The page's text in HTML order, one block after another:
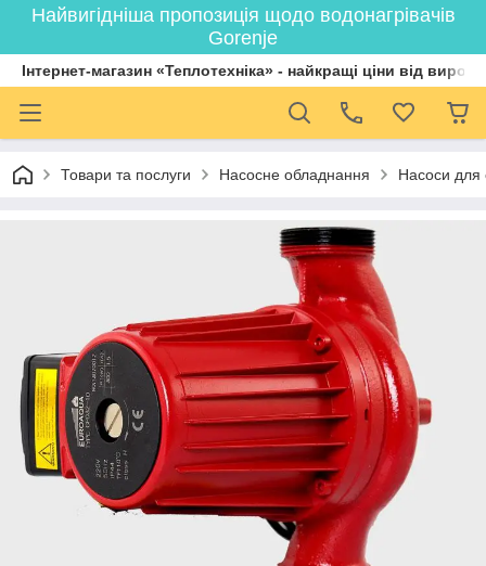
Найвигідніша пропозиція щодо водонагрівачів
Gorenje
Інтернет-магазин «Теплотехніка» - найкращі ціни від
Товари та послуги Насосне обладнання Насоси для